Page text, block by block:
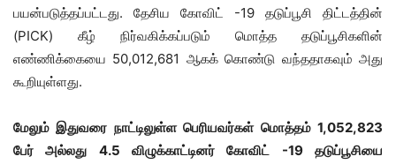
பயன்படுத்தப்பட்டது. தேசிய கோவிட் -19 தடுப்பூசி திட்டத்தின்
(PICK) கீழ் நிர்வகிக்கப்படும் மொத்த தடுப்பூசிகளின்
எண்ணிக்கையை 50,012,681 ஆகக் கொண்டு வந்ததாகவும் அது
கூறியுள்ளது.
மேலும் இதுவரை நாட்டிலுள்ள பெரியவர்கள் மொத்தம் 1,052,823
பேர் அல்லது 4.5 விழுக்காட்டினர் கோவிட் -19 தடுப்பூசியை